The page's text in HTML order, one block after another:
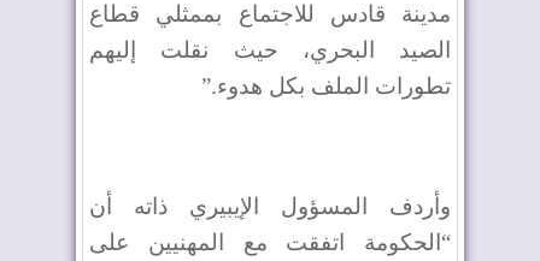
مدينة قادس للاجتماع بممثلي قطاع
الصيد البحري، حيث نقلت إليهم
تطورات الملف بكل هدوء”.
وأردف المسؤول الإيبيري ذاته أن
“الحكومة اتفقت مع المهنيين على